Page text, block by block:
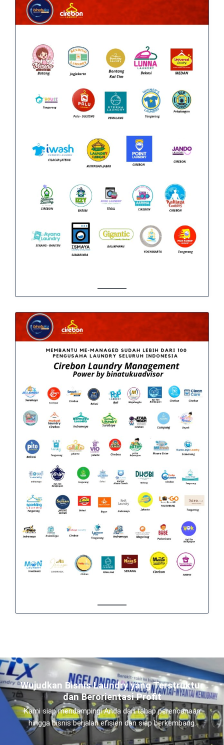
Wujudkan Bisnis Laundry yang Terstruktur
dan Berorientasi Profit
Kami siap mendampingi Anda dari tahap perencanaan
hingga bisnis berjalan efisien dan siap berkembang.